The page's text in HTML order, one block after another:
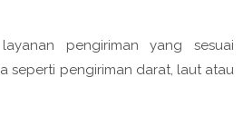
pengiriman yang sesuai
seperti pengiriman darat, laut atau